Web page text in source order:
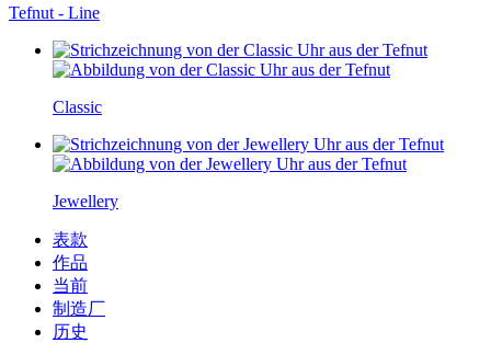
Tefnut - Line
Classic
Jewellery
表款
作品
当前
制造厂
历史